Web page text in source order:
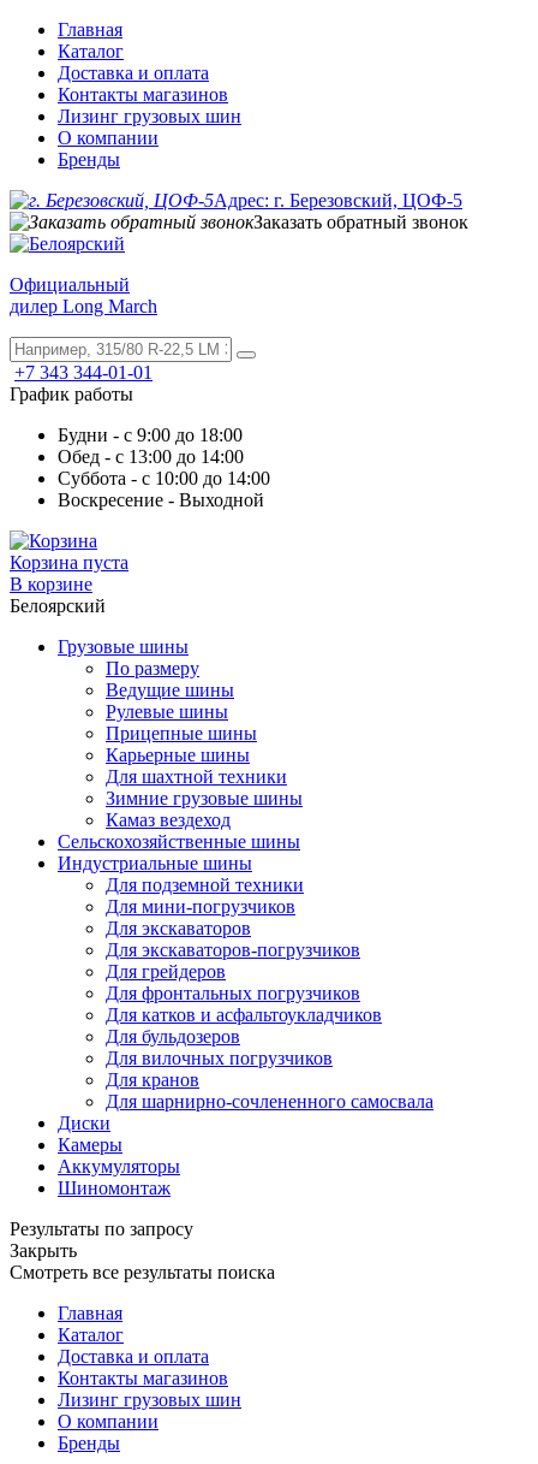
Главная
Каталог
Доставка и оплата
Контакты магазинов
Лизинг грузовых шин
О компании
Бренды
Адрес: г. Березовский, ЦОФ-5
Заказать обратный звонок
Официальный
дилер Long March
+7 343 344-01-01
График работы
Будни - с 9:00 до 18:00
Обед - с 13:00 до 14:00
Суббота - с 10:00 до 14:00
Воскресение - Выходной
Корзина пуста
В корзине
Белоярский
Грузовые шины
По размеру
Ведущие шины
Рулевые шины
Прицепные шины
Карьерные шины
Для шахтной техники
Зимние грузовые шины
Камаз вездеход
Сельскохозяйственные шины
Индустриальные шины
Для подземной техники
Для мини-погрузчиков
Для экскаваторов
Для экскаваторов-погрузчиков
Для грейдеров
Для фронтальных погрузчиков
Для катков и асфальтоукладчиков
Для бульдозеров
Для вилочных погрузчиков
Для кранов
Для шарнирно-сочлененного самосвала
Диски
Камеры
Аккумуляторы
Шиномонтаж
Результаты по запросу
Закрыть
Смотреть все результаты поиска
Главная
Каталог
Доставка и оплата
Контакты магазинов
Лизинг грузовых шин
О компании
Бренды